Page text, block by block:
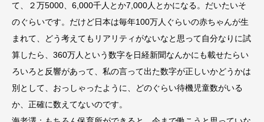
て、２万5000、6,000千人とか7,000人とかになる。だいたいそ
のぐらいです。だけど日本は毎年100万人ぐらいの赤ちゃんが生
まれて、どう考えてもリアリティがないなと思って自分なりに試
算したら、360万人という数字を日経新聞なんかにも載せたらい
ろいろと反響があって、私の言って出た数字が正しいかどうかは
別として、おっしゃったように、どのぐらい待機児童数がいる
か、正確に数えてないのです。